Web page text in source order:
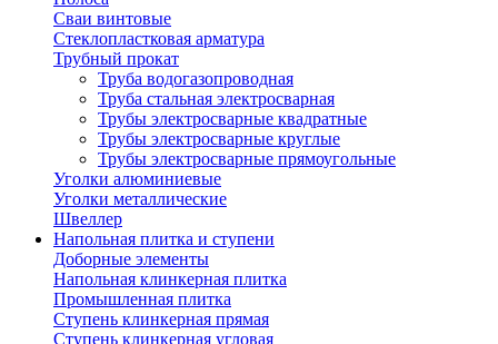
Сваи винтовые
Стеклопластковая арматура
Трубный прокат
Труба водогазопроводная
Труба стальная электросварная
Трубы электросварные квадратные
Трубы электросварные круглые
Трубы электросварные прямоугольные
Уголки алюминиевые
Уголки металлические
Швеллер
Напольная плитка и ступени
Доборные элементы
Напольная клинкерная плитка
Промышленная плитка
Ступень клинкерная прямая
Ступень клинкерная угловая